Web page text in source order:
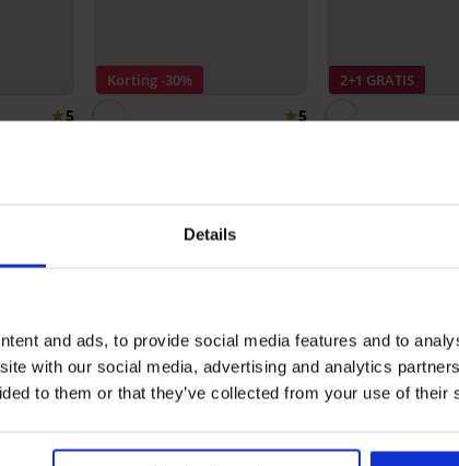
Details
and ads, to provide social media features and to
with our social media, advertising and analytics
to them or that they’ve collected from your use of their
5
Korting -30%
5
2+1 GRATIS
Ontdek vergelijkbare stukken